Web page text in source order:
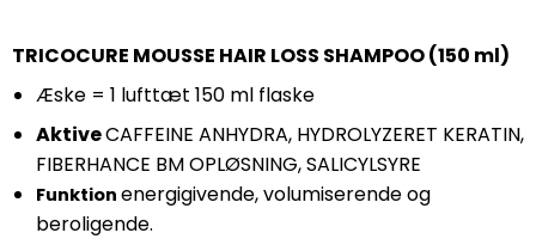
TRICOCURE MOUSSE HAIR LOSS SHAMPOO (150 ml)
Æske = 1 lufttæt 150 ml flaske
AktiveCAFFEINE ANHYDRA, HYDROLYZERET KERATIN,
FIBERHANCE BM OPLØSNING, SALICYLSYRE
Funktion energigivende, volumiserende og
beroligende.